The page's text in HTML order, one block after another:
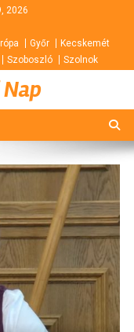
2026
Győr
Kecskemét
Szoboszló Szolnok